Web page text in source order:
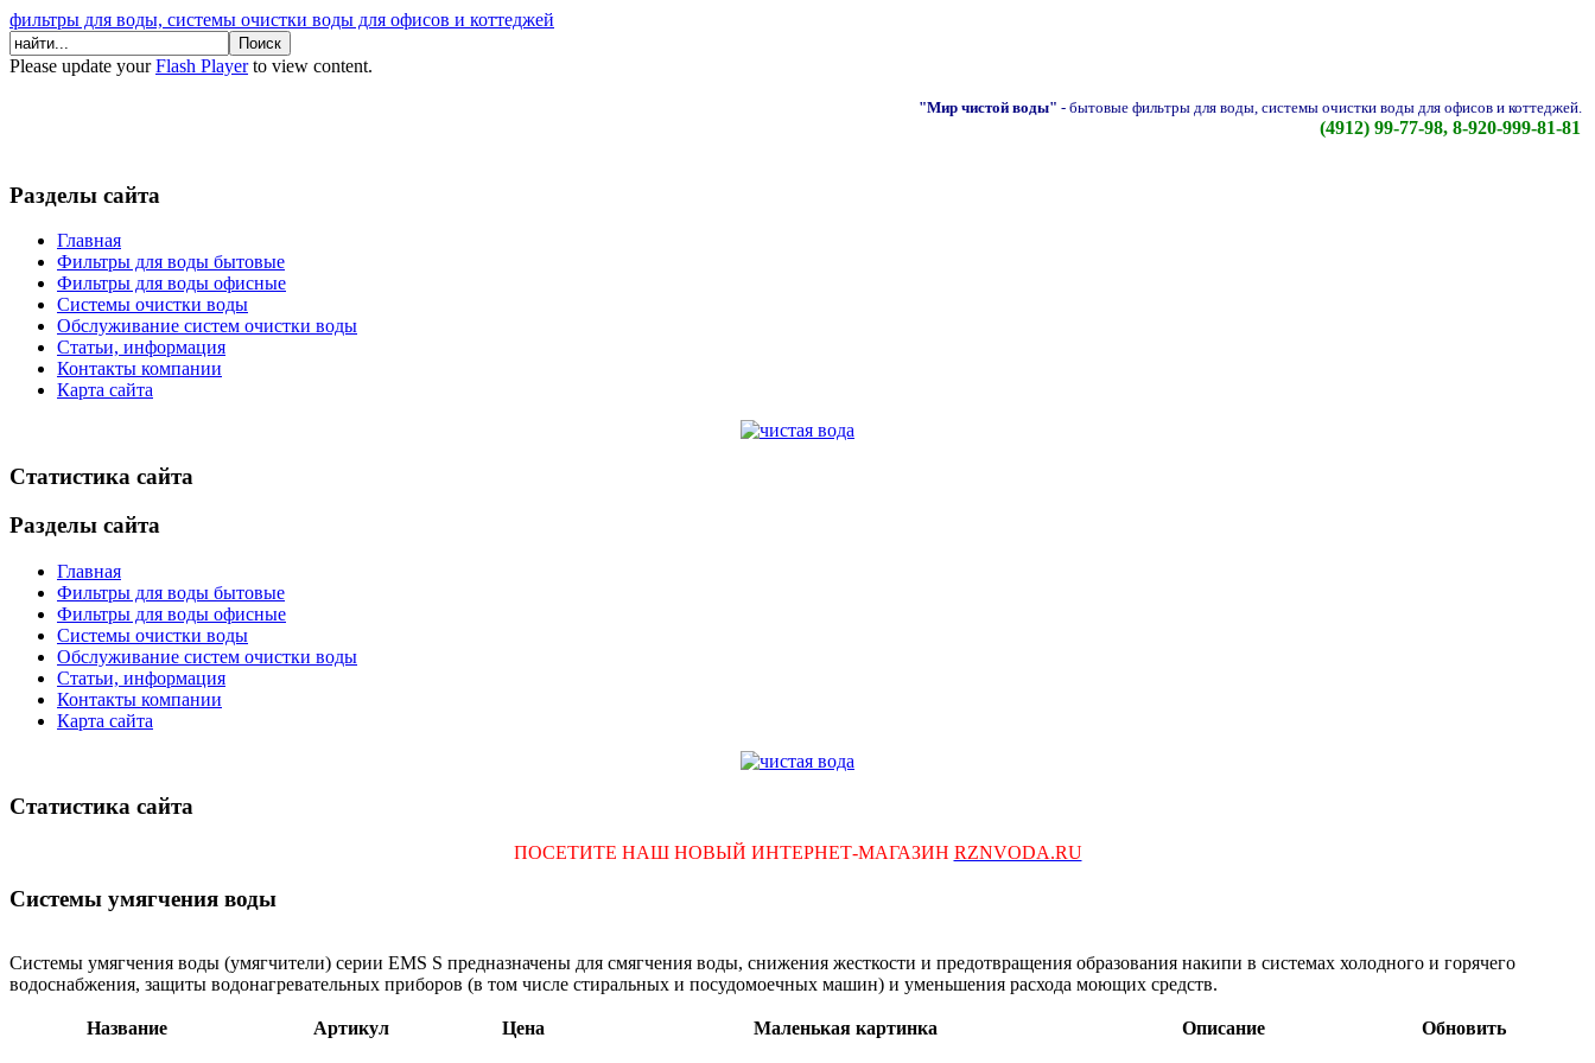
фильтры для воды, системы очистки воды для офисов и коттеджей
Please update yourFlash Playerto view content.
"Мир чистой воды" - бытовые фильтры для воды, системы очистки воды для офисов и коттеджей.
(4912) 99-77-98, 8-920-999-81-81
Разделы сайта
Главная
Фильтры для воды бытовые
Фильтры для воды офисные
Системы очистки воды
Обслуживание систем очистки воды
Статьи, информация
Контакты компании
Карта сайта
Статистика сайта
Разделы сайта
Главная
Фильтры для воды бытовые
Фильтры для воды офисные
Системы очистки воды
Обслуживание систем очистки воды
Статьи, информация
Контакты компании
Карта сайта
Статистика сайта
ПОСЕТИТЕ НАШ НОВЫЙ ИНТЕРНЕТ-МАГАЗИН RZNVODA.RU
Системы умягчения воды
Системы умягчения воды (умягчители) серии EMS S предназначены для смягчения воды, снижения жесткости и предотвращения образования накипи в системах холодного и горячего
водоснабжения, защиты водонагревательных приборов (в том числе стиральных и посудомоечных машин) и уменьшения расхода моющих средств.
Название Артикул Цена Маленькая картинка Описание Обновить